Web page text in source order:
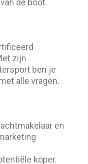
de boot.
zijn
ben je
alle vragen.
en
koper.